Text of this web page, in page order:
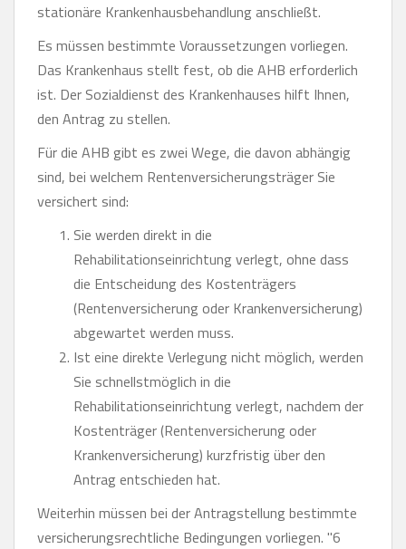
stationäre Krankenhausbehandlung anschließt.
Es müssen bestimmte Voraussetzungen vorliegen.
Das Krankenhaus stellt fest, ob die AHB erforderlich
ist. Der Sozialdienst des Krankenhauses hilft Ihnen,
den Antrag zu stellen.
Für die AHB gibt es zwei Wege, die davon abhängig
sind, bei welchem Rentenversicherungsträger Sie
versichert sind:
Sie werden direkt in die
Rehabilitationseinrichtung verlegt, ohne dass
die Entscheidung des Kostenträgers
(Rentenversicherung oder Krankenversicherung)
abgewartet werden muss.
Ist eine direkte Verlegung nicht möglich, werden
Sie schnellstmöglich in die
Rehabilitationseinrichtung verlegt, nachdem der
Kostenträger (Rentenversicherung oder
Krankenversicherung) kurzfristig über den
Antrag entschieden hat.
Weiterhin müssen bei der Antragstellung bestimmte
versicherungsrechtliche Bedingungen vorliegen. "6